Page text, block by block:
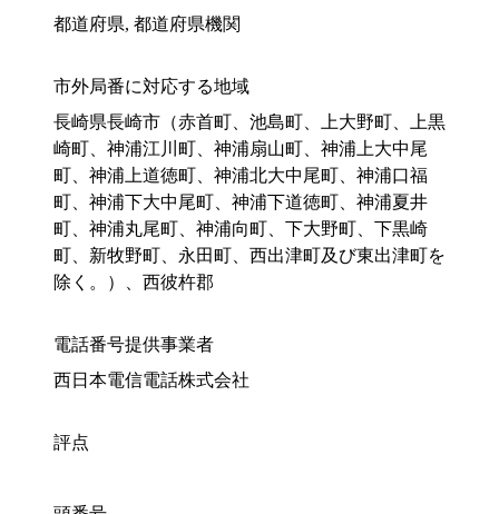
都道府県, 都道府県機関
市外局番に対応する地域
長崎県長崎市（赤首町、池島町、上大野町、上黒
崎町、神浦江川町、神浦扇山町、神浦上大中尾
町、神浦上道徳町、神浦北大中尾町、神浦口福
町、神浦下大中尾町、神浦下道徳町、神浦夏井
町、神浦丸尾町、神浦向町、下大野町、下黒崎
町、新牧野町、永田町、西出津町及び東出津町を
除く。）、西彼杵郡
電話番号提供事業者
西日本電信電話株式会社
評点